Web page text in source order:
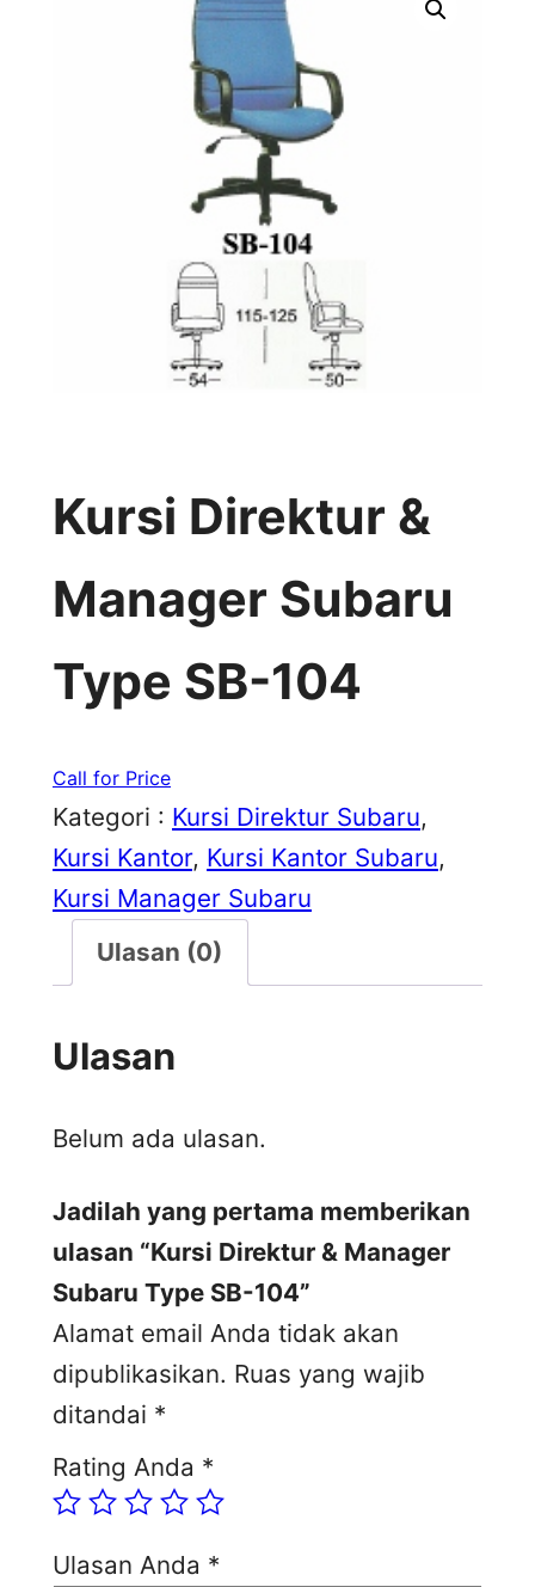
Kursi Direktur &
Manager Subaru
Type SB-104
Call for Price
Kategori : Kursi Direktur Subaru
Kursi Kantor, Kursi Kantor Subaru
Kursi Manager Subaru
Ulasan (0)
Ulasan
Belum ada ulasan.
Jadilah yang pertama memberikan
ulasan “Kursi Direktur & Manager
Subaru Type SB-104”
Alamat email Anda tidak akan
dipublikasikan. Ruas yang wajib
ditandai *
Rating Anda *
Ulasan Anda *